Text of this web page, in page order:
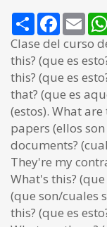
Share Facebook
Clase del curso
this? (que es
this? (que es
that? (que es
(estos). What are
papers (ellos
documents?
They're my
What's this? (que
(que son/cuales
this? (que es